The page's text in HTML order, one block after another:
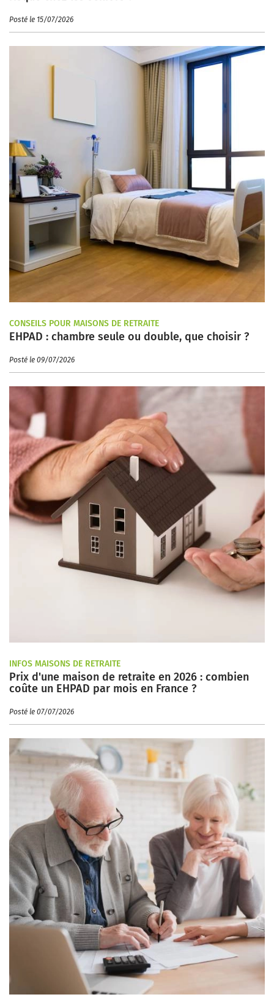
Posté le 15/07/2026
CONSEILS POUR MAISONS DE RETRAITE
EHPAD : chambre seule ou double, que choisir ?
Posté le 09/07/2026
INFOS MAISONS DE RETRAITE
Prix d'une maison de retraite en 2026 : combien
coûte un EHPAD par mois en France ?
Posté le 07/07/2026